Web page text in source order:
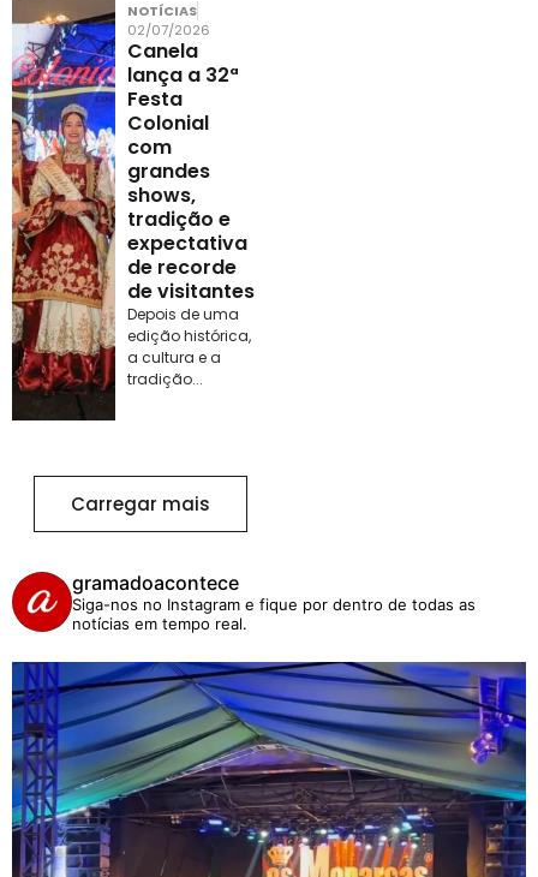
NOTÍCIAS
02/07/2026
Canela
lança a 32ª
Festa
Colonial
com
grandes
shows,
tradição e
expectativa
de recorde
de visitantes
Depois de uma
edição histórica,
a cultura e a
tradição...
Carregar mais
gramadoacontece
Siga-nos no Instagram e fique por dentro de todas as
notícias em tempo real.